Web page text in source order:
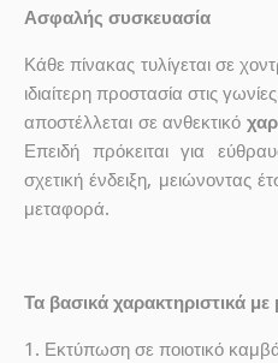
Ασφαλής συσκευασία
Κάθε πίνακας τυλίγεται σε
ιδιαίτερη προστασία στις
αποστέλλεται σε ανθεκτικό
Επειδή πρόκειται για
σχετική ένδειξη, μειώνοντας
μεταφορά.
Τα βασικά χαρακτηριστικά με
1. Εκτύπωση σε ποιοτικό